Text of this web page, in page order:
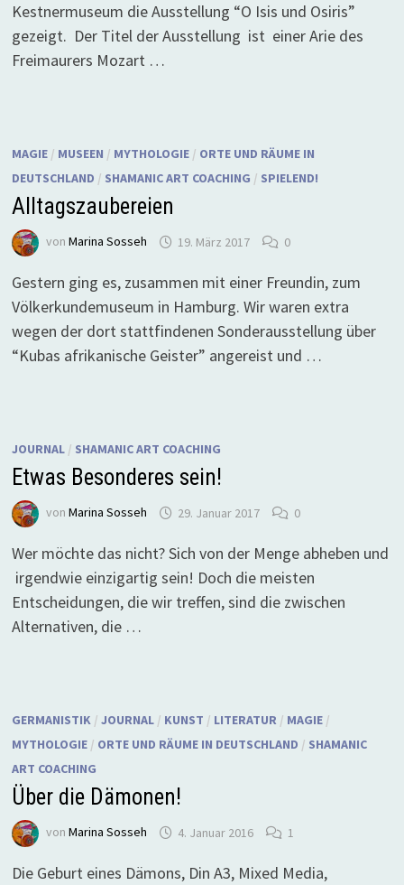
Kestnermuseum die Ausstellung “O Isis und Osiris”
gezeigt. Der Titel der Ausstellung ist einer Arie des
Freimaurers Mozart …
MAGIE/ MUSEEN / MYTHOLOGIE/ ORTE UND RÄUME IN
DEUTSCHLAND / SHAMANIC ART COACHING / SPIELEND!
Alltagszaubereien
von Marina Sosseh 19. März 2017 0
Gestern ging es, zusammen mit einer Freundin, zum
Völkerkundemuseum in Hamburg. Wir waren extra
wegen der dort stattfindenen Sonderausstellung über
“Kubas afrikanische Geister” angereist und …
JOURNAL/ SHAMANIC ART COACHING
Etwas Besonderes sein!
von Marina Sosseh 29. Januar 2017 0
Wer möchte das nicht? Sich von der Menge abheben und
irgendwie einzigartig sein! Doch die meisten
Entscheidungen, die wir treffen, sind die zwischen
Alternativen, die …
GERMANISTIK/ JOURNAL/ KUNST / LITERATUR / MAGIE/
MYTHOLOGIE/ ORTE UND RÄUME IN DEUTSCHLAND / SHAMANIC
ART COACHING
Über die Dämonen!
von Marina Sosseh 4. Januar 2016 1
Die Geburt eines Dämons, Din A3, Mixed Media,